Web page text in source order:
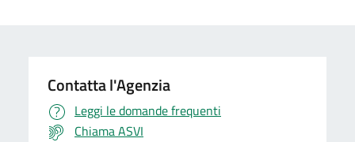
Contatta l'Agenzia
Leggi le domande frequenti
Chiama ASVI